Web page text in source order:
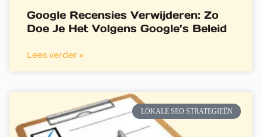
Google Recensies Verwijderen: Zo
Doe Je Het Volgens Google’s Beleid
Lees verder »
LOKALE SEO STRATEGIEËN